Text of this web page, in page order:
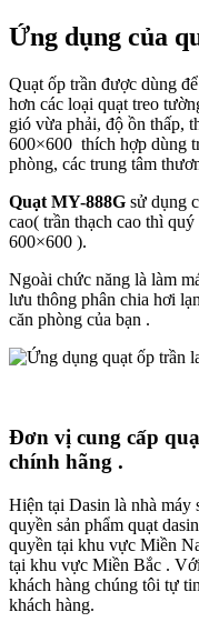
Ứng dụng của
Quạt ốp trần được dùng
hơn các loại quạt treo
gió vừa phải, độ ồn thấp,
600×600 thích hợp dùng
phòng, các trung tâm
Quạt MY-888G sử dụng
cao( trần thạch cao thì
600×600 ).
Ngoài chức năng là làm
lưu thông phân chia hơi
căn phòng của bạn .
Quạt ốp trần
Đơn vị cung cấp
chính hãng .
Hiện tại Dasin là nhà máy
quyền sản phẩm quạt
quyền tại khu vực Miền
tại khu vực Miền Bắc .
khách hàng chúng tôi tự
khách hàng.